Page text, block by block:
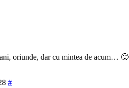
oriunde, dar cu mintea de acum… 🙂
#